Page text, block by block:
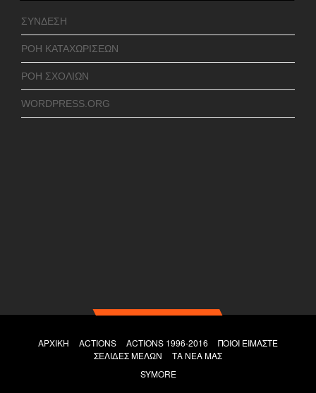
ΣΎΝΔΕΣΗ
ΡΟΉ ΚΑΤΑΧΩΡΊΣΕΩΝ
ΡΟΉ ΣΧΟΛΊΩΝ
WORDPRESS.ORG
ΑΡΧΙΚΉ ACTIONS ACTIONS 1996-2016
ΠΟΙΟΙ ΕΊΜΑΣΤΕ
ΣΕΛΊΔΕΣ ΜΕΛΏΝ
ΤΑ ΝΕΑ ΜΑΣ
SYMORE